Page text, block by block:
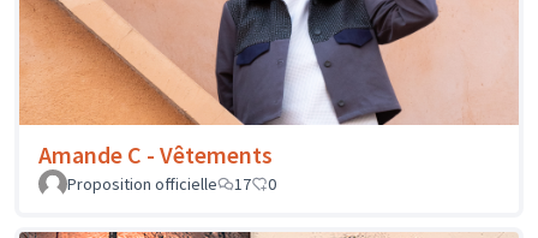
Amande C - Vêtements
Proposition officielle 17 0